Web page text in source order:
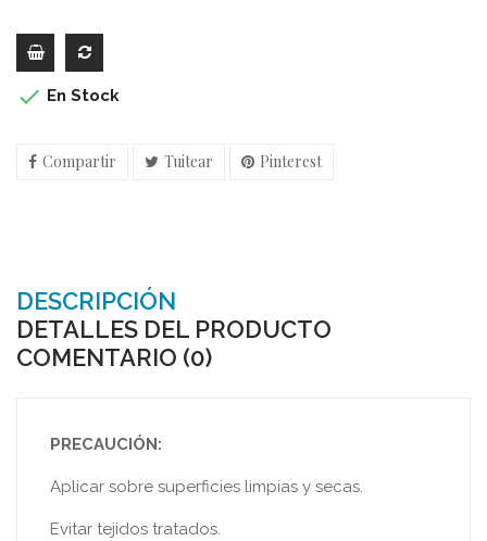
 En Stock
Compartir Tuitear Pinterest
DESCRIPCIÓN
DETALLES DEL PRODUCTO
COMENTARIO (0)
PRECAUCIÓN:
Aplicar sobre superficies limpias y secas.
Evitar tejidos tratados.